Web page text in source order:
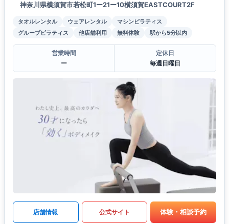
神奈川県横須賀市若松町1ー21ー10横須賀EASTCOURT2F
タオルレンタル ウェアレンタル
マシンピラティス
グループピラティス
他店舗利用 無料体験 駅から5分以内
営業時間
ー
定休日
毎週日曜日
店舗情報 公式サイト 体験・相談予約